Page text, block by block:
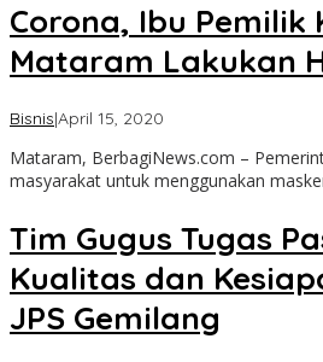
News
Corona, Ibu Pemilik
Mataram Lakukan
Bisnis|April 15, 2020
Mataram, BerbagiNews.com –
masyarakat untuk menggunakan
Tim Gugus Tugas
Kualitas dan
JPS Gemilang